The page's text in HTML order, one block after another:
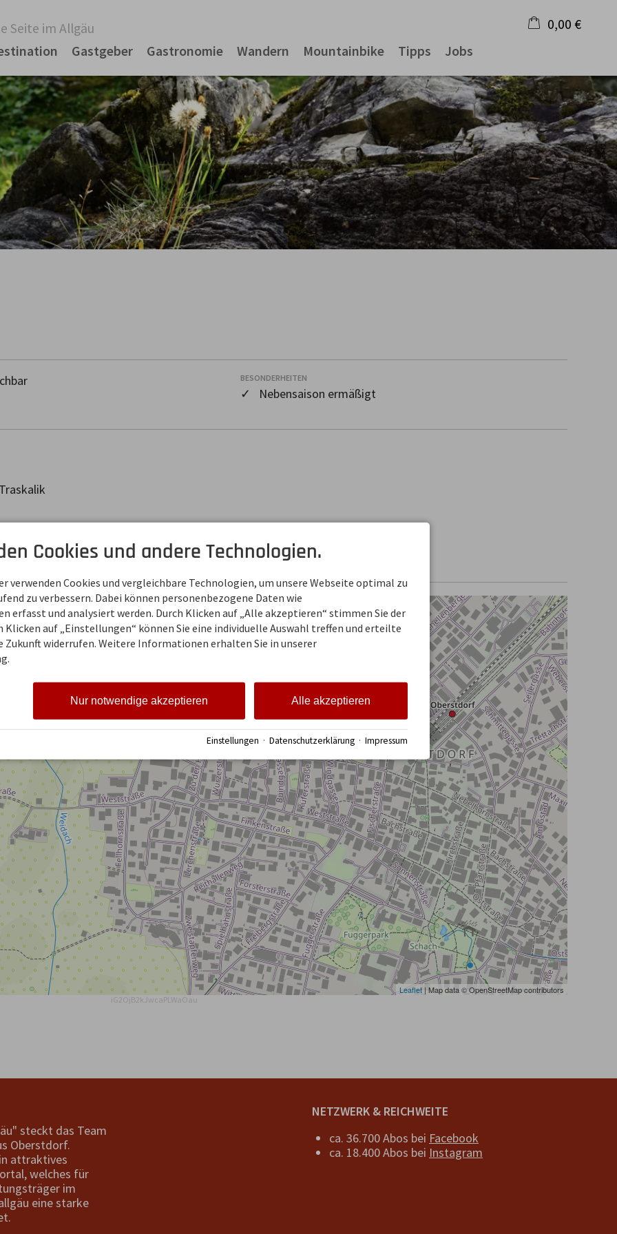
Seite im Allgäu
Gastgeber Gastronomie Wandern Mountainbike Tipps Jobs
0,00 €
Warenkorb ist leer
BESONDERHEITEN
✓ Nebensaison ermäßigt
80
Leaflet | Map data © OpenStreetMap contributors
iG2OjB2kJwcaPLWaOau
steckt das Team
Oberstdorf.
attraktives
welches für
im
eine starke
NETZWERK & REICHWEITE
ca. 36.700 Abos bei Facebook
ca. 18.400 Abos bei Instagram
Cookies und andere Technologien.
verwenden Cookies und vergleichbare Technologien, um unsere Webseite optimal zu
zu verbessern. Dabei können personenbezogene Daten wie
erfasst und analysiert werden. Durch Klicken auf „Alle akzeptieren“ stimmen Sie der
Klicken auf „Einstellungen“ können Sie eine individuelle Auswahl treffen und erteilte
Zukunft widerrufen. Weitere Informationen erhalten Sie in unserer
Alle akzeptieren
Nur notwendige akzeptieren
Einstellungen · Datenschutzerklärung · Impressum